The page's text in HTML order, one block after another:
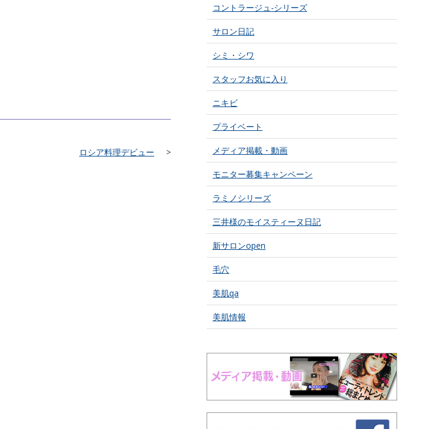
ロシア料理デビュー
コントラージュ-シリーズ
サロン日記
シミ・シワ
スタッフお気に入り
ニキビ
プライベート
メディア掲載・動画
モニター募集キャンペーン
ラミノシリーズ
三井様のモイスティーヌ日記
新サロンopen
毛穴
美肌qa
美肌情報